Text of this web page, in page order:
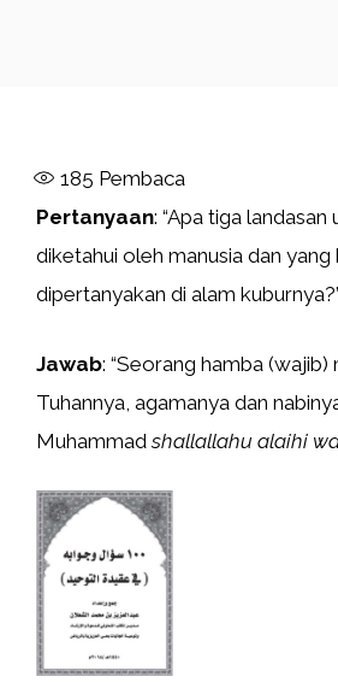
185 Pembaca
Pertanyaan: “Apa tiga
diketahui oleh manusia dan yang
dipertanyakan di alam
Jawab: “Seorang hamba (wajib)
Tuhannya, agamanya dan
Muhammadshallallahu alaihi